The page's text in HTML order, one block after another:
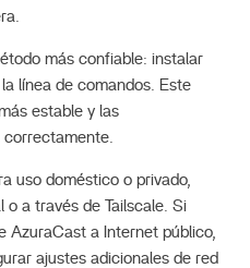
más confiable: instalar
línea de comandos. Este
estable y las
correctamente.
uso doméstico o privado,
a través de Tailscale. Si
AzuraCast a Internet público,
ajustes adicionales de red